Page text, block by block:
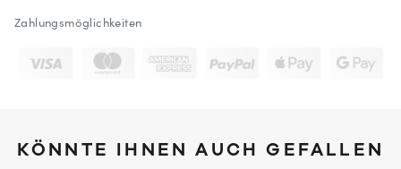
Zahlungsmöglichkeiten
KÖNNTE IHNEN AUCH GEFALLEN